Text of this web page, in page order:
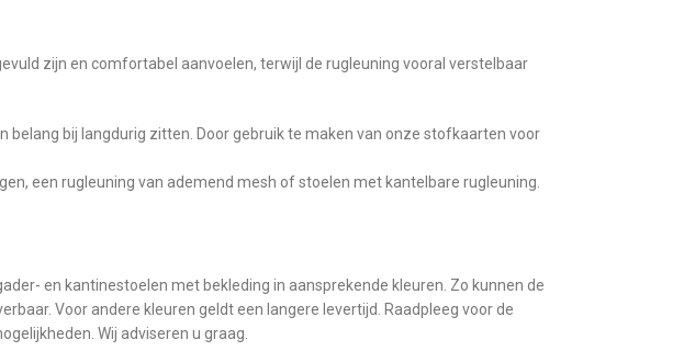
zijn en comfortabel aanvoelen, terwijl de rugleuning vooral verstelbaar
belang bij langdurig zitten. Door gebruik te maken van onze stofkaarten voor
een rugleuning van ademend mesh of stoelen met kantelbare rugleuning.
en kantinestoelen met bekleding in aansprekende kleuren. Zo kunnen de
Voor andere kleuren geldt een langere levertijd. Raadpleeg voor de
Wij adviseren u graag.